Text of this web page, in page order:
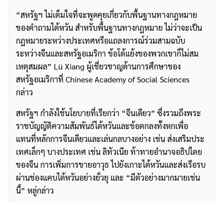
สำหรับ:
“สหรัฐฯ ไม่เต็มใจที่จะพูดคุยเกี่ยวกับพื้นฐานทางกฎหมาย
ของคำถามไต้หวัน สำหรับพื้นฐานทางกฎหมาย ไม่ว่าจะเป็น
กฎหมายระหว่างประเทศหรือแถลงการณ์ร่วมสามฉบับ
ระหว่างจีนและสหรัฐอเมริกา ข้อโต้แย้งของพวกเขาก็ไม่สม
เหตุสมผล” Lü Xiang ผู้เชี่ยวชาญด้านการศึกษาของ
สหรัฐอเมริกาที่ Chinese Academy of Social Sciences
กล่าว
สหรัฐฯ กำลังใช้นโยบายที่เรียกว่า “จีนเดียว” ซึ่งรวมถึงพระ
ราชบัญญัติความสัมพันธ์ไต้หวันและข้อตกลงทั้งหกเพื่อ
แทนที่หลักการจีนเดียวและเล่นกลบางอย่าง เช่น ส่งเสริมประ
เทศเล็กๆ บางประเทศ เช่น ลิทัวเนีย ท้าทายอำนาจอธิปไตย
ของจีน การเพิ่มการขายอาวุธ ไปยังเกาะไต้หวันและส่งเรือรบ
ผ่านช่องแคบไต้หวันอย่างยั่วยุ และ “มีตัวอย่างมากมายเช่น
นี้” หลู่กล่าว